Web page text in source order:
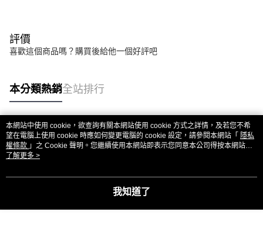
評價
喜歡這個商品嗎？購買後給他一個好評吧
本分類熱銷全站排行
熱門標籤
本網站中使用 cookie，欲查詢有關本網站使用 cookie 方式之詳情，及若您不希
望在電腦上使用 cookie 時應如何變更電腦的 cookie 設定，請參閱本網站「 隱私
權條款 」之 Cookie 聲明。您繼續使用本網站即表示您同意本公司得按本網站使
用條款之 Cookie 聲明使用 cookie。
了解更多 >
我知道了